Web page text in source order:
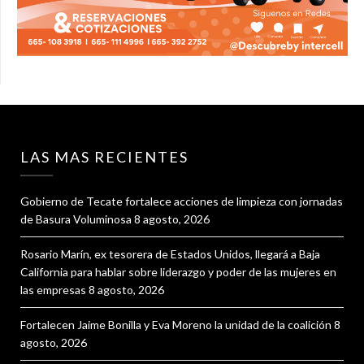
LAS MAS RECIENTES
Gobierno de Tecate fortalece acciones de limpieza con jornadas
de Basura Voluminosa 8 agosto, 2026
Rosario Marín, ex tesorera de Estados Unidos, llegará a Baja
California para hablar sobre liderazgo y poder de las mujeres en
las empresas 8 agosto, 2026
Fortalecen Jaime Bonilla y Eva Moreno la unidad de la coalición 8
agosto, 2026